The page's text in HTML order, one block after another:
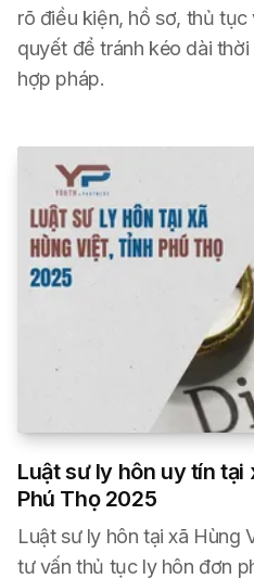
rõ điều kiện, hồ sơ, thủ tục
quyết để tránh kéo dài
hợp pháp.
Luật sư ly hôn uy tín tại
Phú Thọ 2025
Luật sư ly hôn tại xã Hùng
tư vấn thủ tục ly hôn đơn